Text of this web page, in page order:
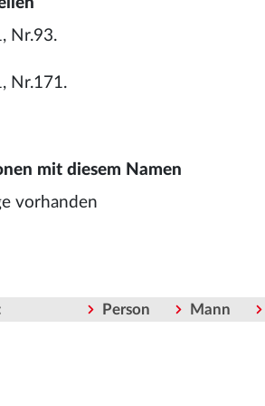
Nr.93.
Nr.171.
mit diesem Namen
vorhanden
Person Mann